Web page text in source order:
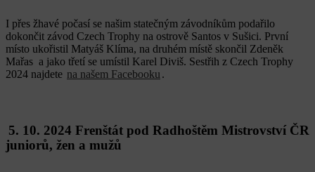
I přes žhavé počasí se našim statečným závodníkům podařilo
dokončit závod Czech Trophy na ostrově Santos v Sušici. První
místo ukořistil Matyáš Klíma, na druhém místě skončil Zdeněk
Mařas a jako třetí se umístil Karel Diviš. Sestřih z Czech Trophy
2024 najdete na našem Facebooku .
5. 10. 2024 Frenštát pod Radhoštěm Mistrovství ČR
juniorů, žen a mužů